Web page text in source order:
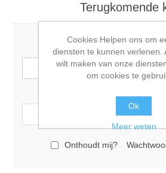
Terugkomende
E-mail:
Onthoudt mij?
Cookies Helpen ons om
diensten te kunnen verlenen.
wilt maken van onze
om cookies te
Ok
Meer weten